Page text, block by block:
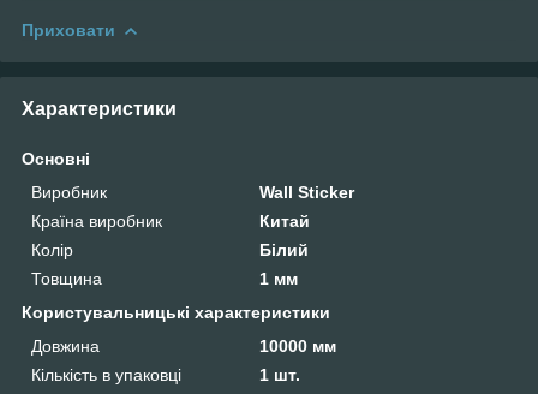
Приховати
Характеристики
Основні
Виробник
Wall Sticker
Країна виробник
Китай
Колір
Білий
Товщина
1 мм
Користувальницькі характеристики
Довжина
10000 мм
Кількість в упаковці
1 шт.